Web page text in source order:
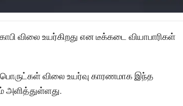
விலை உயர்கிறது என டீக்கடை வியாபாரிகள்
பொருட்கள் விலை உயர்வு காரணமாக இந்த
அளித்துள்ளது.